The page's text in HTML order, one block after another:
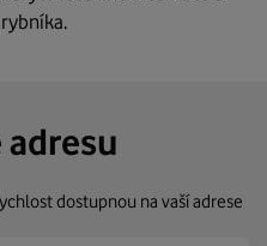
dostupnou na vaší adrese